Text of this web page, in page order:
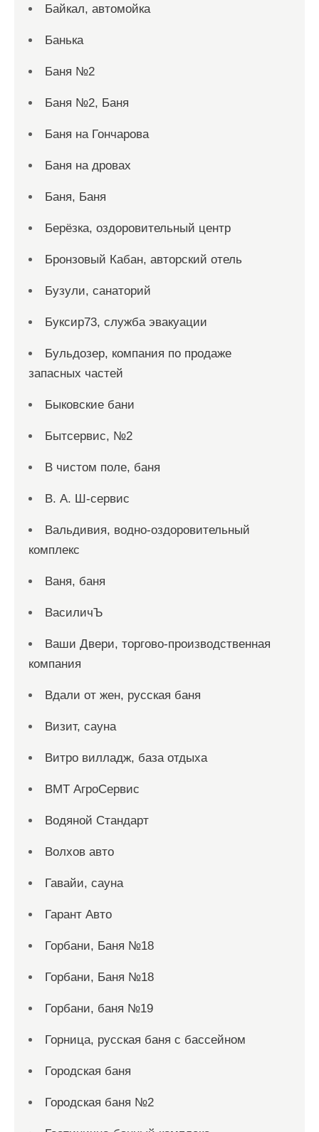
Байкал, автомойка
Банька
Баня №2
Баня №2, Баня
Баня на Гончарова
Баня на дровах
Баня, Баня
Берёзка, оздоровительный центр
Бронзовый Кабан, авторский отель
Бузули, санаторий
Буксир73, служба эвакуации
Бульдозер, компания по продаже
запасных частей
Быковские бани
Бытсервис, №2
В чистом поле, баня
В. А. Ш-сервис
Вальдивия, водно-оздоровительный
комплекс
Ваня, баня
ВасиличЪ
Ваши Двери, торгово-производственная
компания
Вдали от жен, русская баня
Визит, сауна
Витро вилладж, база отдыха
ВМТ АгроСервис
Водяной Стандарт
Волхов авто
Гавайи, сауна
Гарант Авто
Горбани, Баня №18
Горбани, Баня №18
Горбани, баня №19
Горница, русская баня с бассейном
Городская баня
Городская баня №2